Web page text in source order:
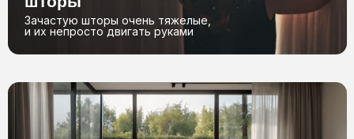
Как мыработаем?